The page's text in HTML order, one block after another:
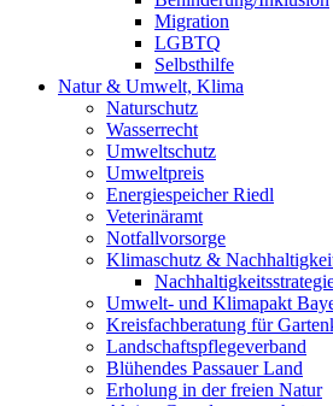
Migration
LGBTQ
Selbsthilfe
Natur & Umwelt, Klima
Naturschutz
Wasserrecht
Umweltschutz
Umweltpreis
Energiespeicher Riedl
Veterinäramt
Notfallvorsorge
Klimaschutz &
Umwelt- und Klimapakt
Kreisfachberatung für
Landschaftspflegeverband
Blühendes Passauer Land
Erholung in der freien Natur